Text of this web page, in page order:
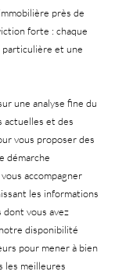
près de
forte : chaque
et une
une analyse fine du
actuelles et des
vous proposer des
démarche
accompagner
les informations
dont vous avez
disponibilité
pour mener à bien
les meilleures